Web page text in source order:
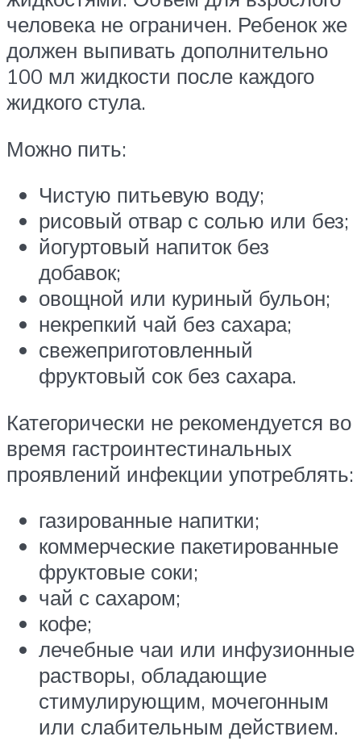
человека не ограничен. Ребенок же
должен выпивать дополнительно
100 мл жидкости после каждого
жидкого стула.
Можно пить:
Чистую питьевую воду;
рисовый отвар с солью или без;
йогуртовый напиток без
добавок;
овощной или куриный бульон;
некрепкий чай без сахара;
свежеприготовленный
фруктовый сок без сахара.
Категорически не рекомендуется во
время гастроинтестинальных
проявлений инфекции употреблять:
газированные напитки;
коммерческие пакетированные
фруктовые соки;
чай с сахаром;
кофе;
лечебные чаи или инфузионные
растворы, обладающие
стимулирующим, мочегонным
или слабительным действием.